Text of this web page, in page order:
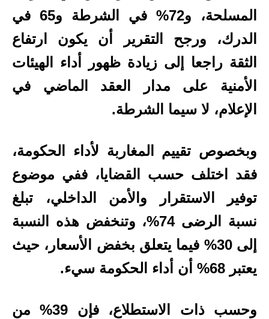
المسلحة، و72% في الشرطة و65 في
الدرك، ورجح التقرير أن يكون ارتفاع
الثقة راجعا إلى زيادة ظهور أداء الهيئات
الأمنية على مدار العقد الماضي في
الإعلام، لا سيما الشرطة.
وبخصوص تقييم المغاربة لأداء الحكومة،
فقد اختلف حسب القضايا، ففي موضوع
توفير الاستقرار والأمن الداخلي، تبلغ
نسبة الرضى 74%، وتنخفض هذه النسبة
إلى 30% فيما يتعلق بخفض الأسعار، حيث
يعتبر 68% أن أداء الحكومة سيء.
وحسب ذات الاستطلاع، فإن 39% من